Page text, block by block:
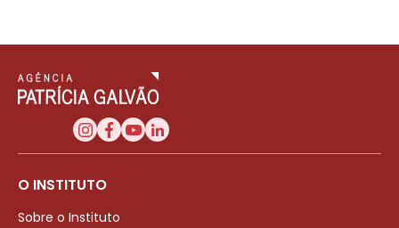
O INSTITUTO
Sobre o Instituto